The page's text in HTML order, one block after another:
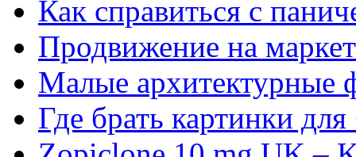
Как справиться с
Продвижение на
Малые архитектурные
Где брать картинки